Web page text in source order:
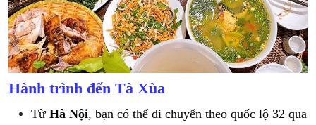
Hành trình đến Tà Xùa
Từ Hà Nội, bạn có thể di chuyển theo quốc lộ 32 qua